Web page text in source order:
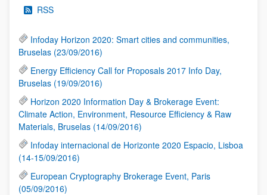
RSS
Infoday Horizon 2020: Smart cities and communities,
Bruselas (23/09/2016)
Energy Efficiency Call for Proposals 2017 Info Day,
Bruselas (19/09/2016)
Horizon 2020 Information Day & Brokerage Event:
Climate Action, Environment, Resource Efficiency & Raw
Materials, Bruselas (14/09/2016)
Infoday internacional de Horizonte 2020 Espacio, Lisboa
(14-15/09/2016)
European Cryptography Brokerage Event, Paris
(05/09/2016)